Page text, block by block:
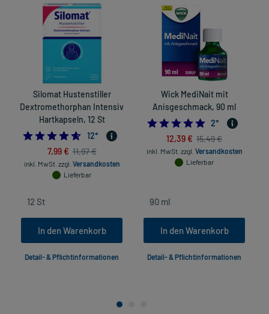
Silomat Hustenstiller
Dextromethorphan Intensiv
Hartkapseln, 12 St
4.583333333333333
12*
7,99 € 11,97 €
inkl. MwSt. zzgl. Versandkosten
Lieferbar
In den Warenkorb
Detail- & Pflichtinformationen
Wick MediNait mit
Anisgeschmack, 90 ml
5.0
2*
12,39 € 15,49 €
inkl. MwSt. zzgl. Versandkosten
Lieferbar
In den Warenkorb
Detail- & Pflichtinformationen